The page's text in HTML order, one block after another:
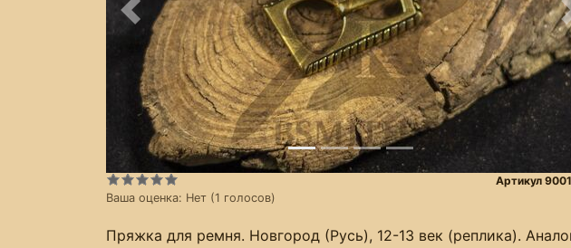
Предыдущее
Ваша оценка: Нет (1 голосов)
Артикул
Пряжка для ремня. Новгород (Русь), 12-13 век (реплика).